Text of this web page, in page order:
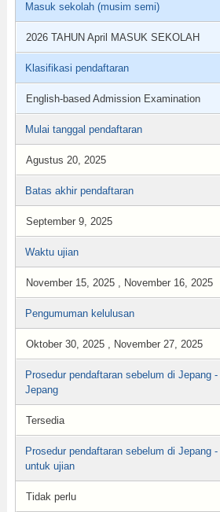
Masuk sekolah (musim semi)
2026 TAHUN April MASUK SEKOLAH
Klasifikasi pendaftaran
English-based Admission Examination
Mulai tanggal pendaftaran
Agustus 20, 2025
Batas akhir pendaftaran
September 9, 2025
Waktu ujian
November 15, 2025 , November 16, 2025
Pengumuman kelulusan
Oktober 30, 2025 , November 27, 2025
Prosedur pendaftaran sebelum di Jepang
Jepang
Tersedia
Prosedur pendaftaran sebelum di Jepang
untuk ujian
Tidak perlu